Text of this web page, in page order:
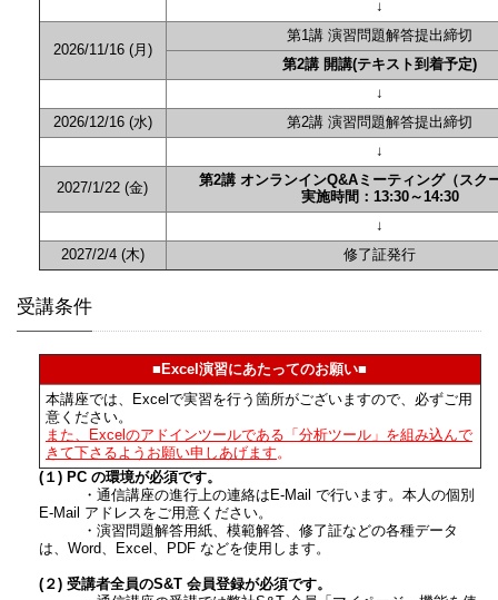
↓
2026/11/16 (月)
第1講 演習問題解答提出締切
第2講 開講(テキスト到着予定)
↓
2026/12/16 (水)
第2講 演習問題解答提出締切
↓
2027/1/22 (金)
第2講 オンランインQ&Aミーティング（スク
実施時間：13:30～14:30
↓
2027/2/4 (木)
修了証発行
受講条件
■Excel演習にあたってのお願い■
本講座では、Excelで実習を行う箇所がございますので、必ずご用
意ください。
また、Excelのアドインツールである「分析ツール」を組み込んで
きて​下さるようお願い申しあげます 。
(１) PC の環境が必須です。
・通信講座の進行上の連絡はE-Mail で行います。本人の個別
E-Mail アドレスをご用意ください。
・演習問題解答用紙、模範解答、修了証などの各種データ
は、Word、Excel、PDF などを使用します。
(２) 受講者全員のS&T 会員登録が必須です。